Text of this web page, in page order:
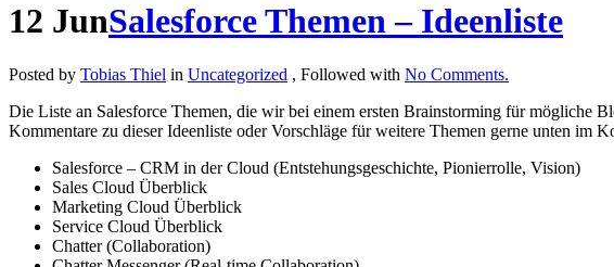
12 JunSalesforce Themen – Ideenliste
Posted by Tobias Thiel in Uncategorized , Followed with No Comments.
Die Liste an Salesforce Themen, die wir bei einem ersten Brainstorming für mögliche
Kommentare zu dieser Ideenliste oder Vorschläge für weitere Themen gerne unten im
Salesforce – CRM in der Cloud (Entstehungsgeschichte, Pionierrolle, Vision)
Sales Cloud Überblick
Marketing Cloud Überblick
Service Cloud Überblick
Chatter (Collaboration)